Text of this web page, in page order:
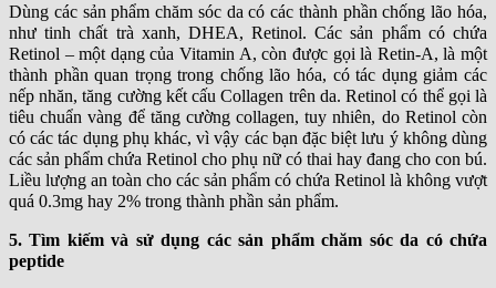
Dùng các sản phẩm chăm sóc da có các thành phần chống lão hóa,
như tinh chất trà xanh, DHEA, Retinol. Các sản phẩm có chứa
Retinol – một dạng của Vitamin A, còn được gọi là Retin-A, là một
thành phần quan trọng trong chống lão hóa, có tác dụng giảm các
nếp nhăn, tăng cường kết cấu Collagen trên da. Retinol có thể gọi là
tiêu chuẩn vàng để tăng cường collagen, tuy nhiên, do Retinol còn
có các tác dụng phụ khác, vì vậy các bạn đặc biệt lưu ý không dùng
các sản phẩm chứa Retinol cho phụ nữ có thai hay đang cho con bú.
Liều lượng an toàn cho các sản phẩm có chứa Retinol là không vượt
quá 0.3mg hay 2% trong thành phần sản phẩm.
5. Tìm kiếm và sử dụng các sản phẩm chăm sóc da có chứa
peptide